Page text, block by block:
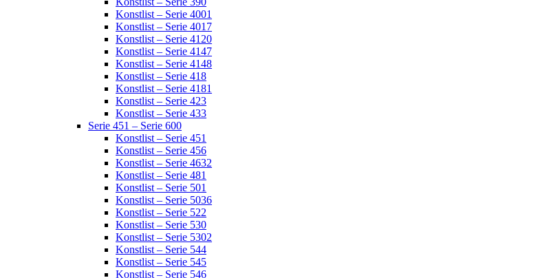
Konstlist – Serie 4001
Konstlist – Serie 4017
Konstlist – Serie 4120
Konstlist – Serie 4147
Konstlist – Serie 4148
Konstlist – Serie 418
Konstlist – Serie 4181
Konstlist – Serie 423
Konstlist – Serie 433
Serie 451 – Serie 600
Konstlist – Serie 451
Konstlist – Serie 456
Konstlist – Serie 4632
Konstlist – Serie 481
Konstlist – Serie 501
Konstlist – Serie 5036
Konstlist – Serie 522
Konstlist – Serie 530
Konstlist – Serie 5302
Konstlist – Serie 544
Konstlist – Serie 545
Konstlist – Serie 546